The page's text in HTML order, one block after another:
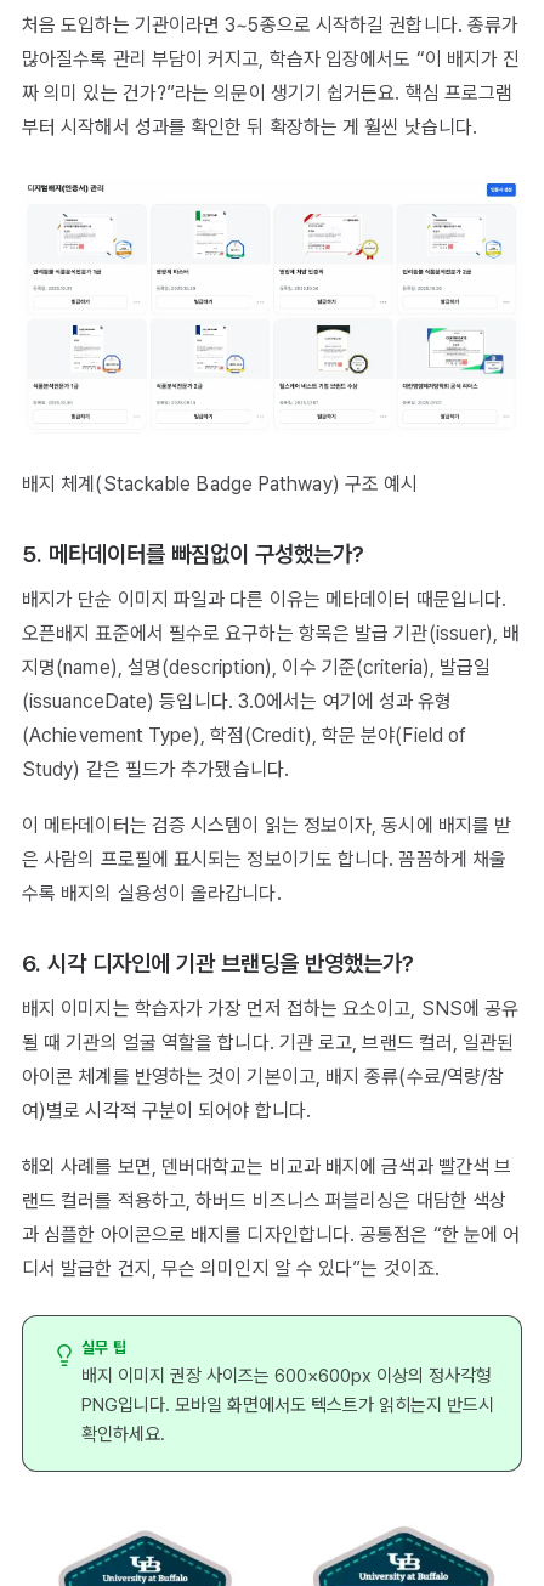
처음 도입하는 기관이라면 3~5종으로 시작하길 권합니다. 종류가
많아질수록 관리 부담이 커지고, 학습자 입장에서도 “이 배지가 진
짜 의미 있는 건가?”라는 의문이 생기기 쉽거든요. 핵심 프로그램
부터 시작해서 성과를 확인한 뒤 확장하는 게 훨씬 낫습니다.
배지 체계(Stackable Badge Pathway) 구조 예시
5. 메타데이터를 빠짐없이 구성했는가?
배지가 단순 이미지 파일과 다른 이유는 메타데이터 때문입니다.
오픈배지 표준에서 필수로 요구하는 항목은 발급 기관(issuer), 배
지명(name), 설명(description), 이수 기준(criteria), 발급일
(issuanceDate) 등입니다. 3.0에서는 여기에 성과 유형
(Achievement Type), 학점(Credit), 학문 분야(Field of
Study) 같은 필드가 추가됐습니다.
이 메타데이터는 검증 시스템이 읽는 정보이자, 동시에 배지를 받
은 사람의 프로필에 표시되는 정보이기도 합니다. 꼼꼼하게 채울
수록 배지의 실용성이 올라갑니다.
6. 시각 디자인에 기관 브랜딩을 반영했는가?
배지 이미지는 학습자가 가장 먼저 접하는 요소이고, SNS에 공유
될 때 기관의 얼굴 역할을 합니다. 기관 로고, 브랜드 컬러, 일관된
아이콘 체계를 반영하는 것이 기본이고, 배지 종류(수료/역량/참
여)별로 시각적 구분이 되어야 합니다.
해외 사례를 보면, 덴버대학교는 비교과 배지에 금색과 빨간색 브
랜드 컬러를 적용하고, 하버드 비즈니스 퍼블리싱은 대담한 색상
과 심플한 아이콘으로 배지를 디자인합니다. 공통점은 “한 눈에 어
디서 발급한 건지, 무슨 의미인지 알 수 있다”는 것이죠.
실무 팁
배지 이미지 권장 사이즈는 600×600px 이상의 정사각형
PNG입니다. 모바일 화면에서도 텍스트가 읽히는지 반드시
확인하세요.